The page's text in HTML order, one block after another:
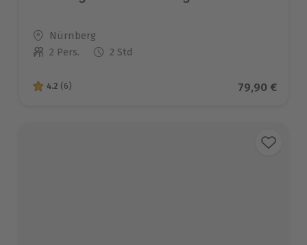
Standort
Nürnberg
Anzahl der Teilnehmer
2 Pers. 2 Std
4.2 von 5 Sternen basierend auf 6 Bewertungen
4.2 (6) Aktueller
79,90 €